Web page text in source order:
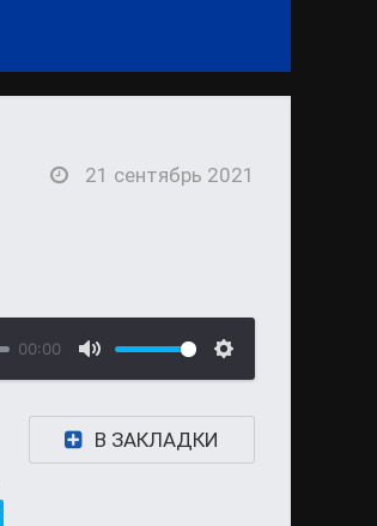
21 сентябрь 2021
00:00
В ЗАКЛАДКИ